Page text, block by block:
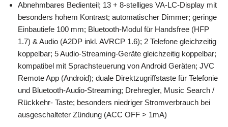
Abnehmbares Bedienteil; 13 + 8-stelliges VA-LC-Display mit
besonders hohem Kontrast; automatischer Dimmer; geringe
Einbautiefe 100 mm; Bluetooth-Modul für Handsfree (HFP
1.7) & Audio (A2DP inkl. AVRCP 1.6); 2 Telefone gleichzeitig
koppelbar; 5 Audio-Streaming-Geräte gleichzeitig koppelbar;
kompatibel mit Sprachsteuerung von Android Geräten; JVC
Remote App (Android); duale Direktzugriffstaste für Telefonie
und Bluetooth-Audio-Streaming; Drehregler, Music Search /
Rückkehr- Taste; besonders niedriger Stromverbrauch bei
ausgeschalteter Zündung (ACC OFF > 1mA)